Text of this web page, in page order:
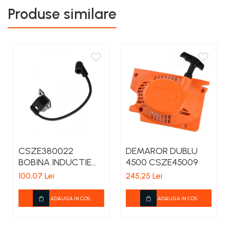
teascuri
Nivele laser si Telemetre
Nivele si masurare unghi
Produse similare
CSZE380022
BOBINA INDUCTIE
CHINA 3800
100,07 Lei
ADAUGA IN COS
DEMAROR DUBLU
4500 CSZE45009
245,25 Lei
ADAUGA IN COS